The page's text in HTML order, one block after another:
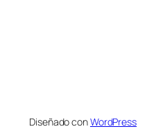
Diseñado conWordPress